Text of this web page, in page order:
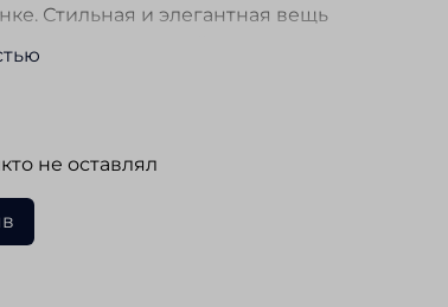
Стильная и элегантная вещь
не оставлял